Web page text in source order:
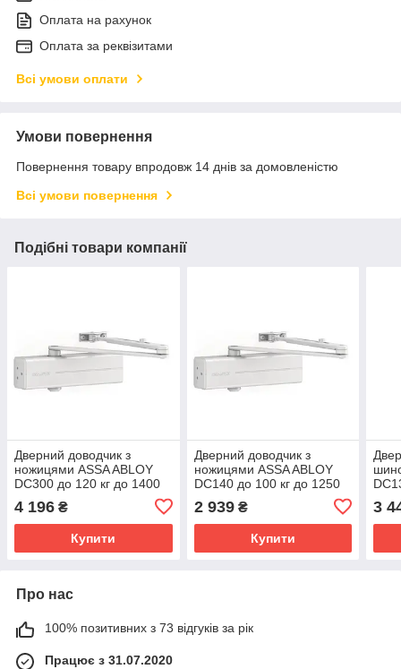
Оплата на рахунок
Оплата за реквізитами
Всі умови оплати
Умови повернення
Повернення товару впродовж 14 днів за домовленістю
Всі умови повернення
Подібні товари компанії
Дверний доводчик з
ножицями ASSA ABLOY
DC300 до 120 кг до 1400
мм колір RAL9016 білий
4 196 ₴
Купити
Дверний доводчик з
ножицями ASSA ABLOY
DC140 до 100 кг до 1250
мм колір RAL9016 білий
2 939₴
Купити
3
Про нас
100% позитивних з 73 відгуків за рік
Працює з 31.07.2020